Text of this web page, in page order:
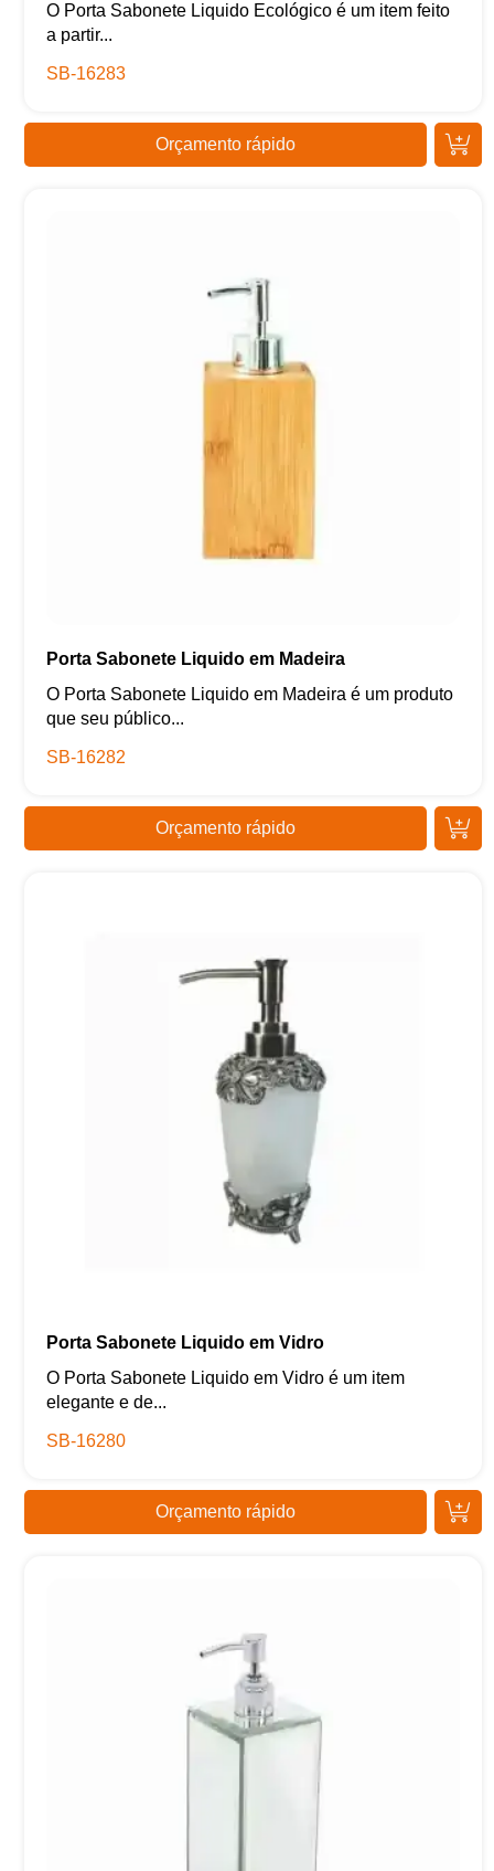
O Porta Sabonete Liquido Ecológico é um item feito
a partir...
SB-16283
Orçamento rápido
Porta Sabonete Liquido em Madeira
O Porta Sabonete Liquido em Madeira é um produto
que seu público...
SB-16282
Orçamento rápido
Porta Sabonete Liquido em Vidro
O Porta Sabonete Liquido em Vidro é um item
elegante e de...
SB-16280
Orçamento rápido